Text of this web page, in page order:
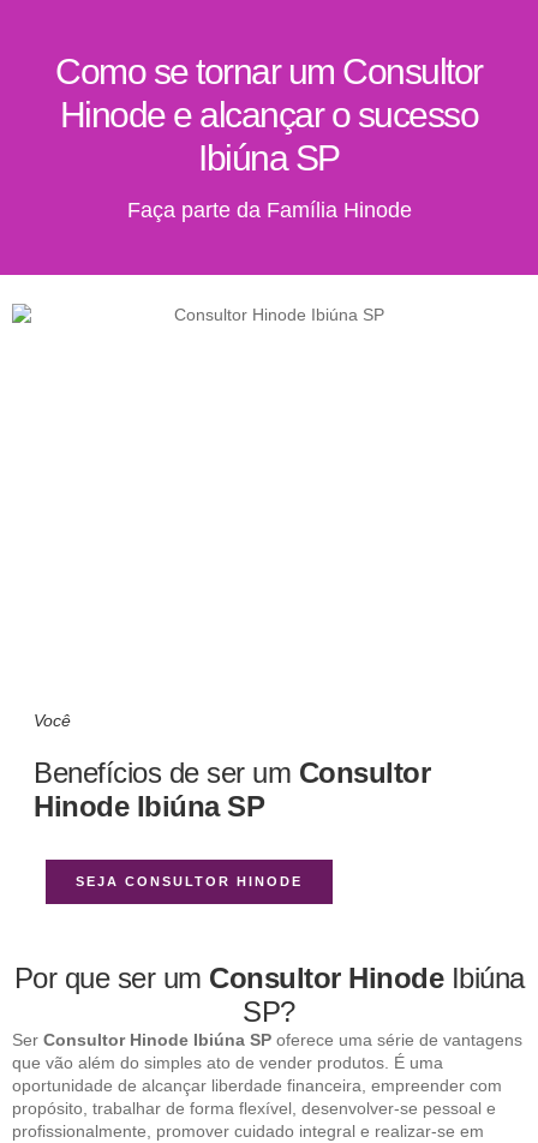
Como se tornar um Consultor
Hinode e alcançar o sucesso
Ibiúna SP
Faça parte da Família Hinode
Você
Benefícios de ser um Consultor
Hinode Ibiúna SP
SEJA CONSULTOR HINODE
Por que ser um Consultor HinodeIbiúna
SP?
Ser Consultor Hinode Ibiúna SP oferece uma série de vantagens
que vão além do simples ato de vender produtos. É uma
oportunidade de alcançar liberdade financeira, empreender com
propósito, trabalhar de forma flexível, desenvolver-se pessoal e
profissionalmente, promover cuidado integral e realizar-se em